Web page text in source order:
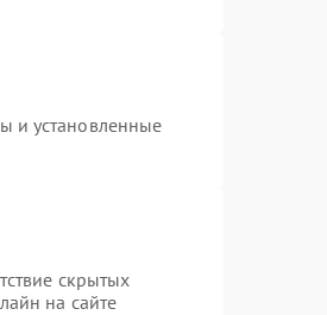
и установленные
скрытых
на сайте